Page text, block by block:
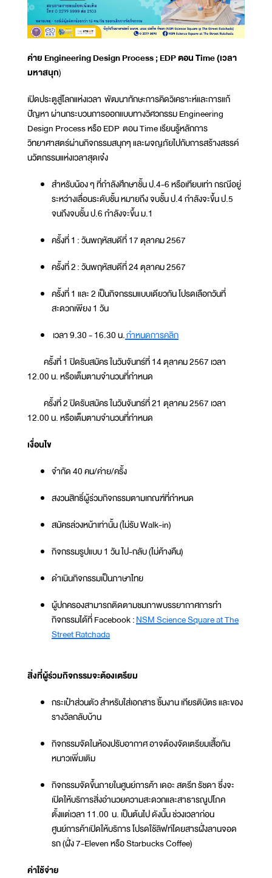
ค่าย Engineering Design Process ; EDP ตอน Time (เวลา
มหาสนุก)
เปิดประตูสู่โลกแห่งเวลา พัฒนาทักษะการคิดวิเคราะห์และการแก้
ปัญหา ผ่านกระบวนการออกแบบทางวิศวกรรม Engineering
Design Process หรือ EDP ตอน Time เรียนรู้หลักการ
วิทยาศาสตร์ผ่านกิจกรรมสนุกๆ และผจญภัยไปกับการสร้างสรรค์
นวัตกรรมแห่งเวลาสุดเจ๋ง
สำหรับน้อง ๆ ที่กำลังศึกษาชั้น ป.4-6 หรือเทียบเท่า กรณีอยู่
ระหว่างเลื่อนระดับชั้น หมายถึง จบชั้น ป.4 กำลังจะขึ้น ป.5
จนถึงจบชั้น ป.6 กำลังจะขึ้น ม.1
ครั้งที่ 1 : วันพฤหัสบดีที่ 17 ตุลาคม 2567
ครั้งที่ 2 : วันพฤหัสบดีที่ 24 ตุลาคม 2567
ครั้งที่ 1 และ 2 เป็นกิจกรรมแบบเดียวกัน โปรดเลือกวันที่
สะดวกเพียง 1 วัน
เวลา 9.30 - 16.30 น.กำหนดการคลิก
ครั้งที่ 1 ปิดรับสมัคร ในวันจันทร์ที่ 14 ตุลาคม 2567 เวลา
12.00 น. หรือเต็มตามจำนวนที่กำหนด
ครั้งที่ 2 ปิดรับสมัคร ในวันจันทร์ที่ 21 ตุลาคม 2567 เวลา
12.00 น. หรือเต็มตามจำนวนที่กำหนด
เงื่อนไข
จำกัด 40 คน/ค่าย/ครั้ง
สงวนสิทธิ์ผู้ร่วมกิจกรรมตามเกณฑ์ที่กำหนด
สมัครล่วงหน้าเท่านั้น (ไม่รับ Walk-in)
กิจกรรมรูปแบบ 1 วัน ไป-กลับ (ไม่ค้างคืน)
ดำเนินกิจกรรมเป็นภาษาไทย
ผู้ปกครองสามารถติดตามชมภาพบรรยากาศการทำ
กิจกรรมได้ที่ Facebook :NSM Science Square at The
Street Ratchada
สิ่งที่ผู้ร่วมกิจกรรมจะต้องเตรียม
กระเป๋าส่วนตัว สำหรับใส่เอกสาร ชิ้นงาน เกียรติบัตร และของ
รางวัลกลับบ้าน
กิจกรรมจัดในห้องปรับอากาศ อาจต้องจัดเตรียมเสื้อกัน
หนาวเพิ่มเติม
กิจกรรมจัดขึ้นภายในศูนย์การค้า เดอะ สตรีท รัชดา ซึ่งจะ
เปิดให้บริการสิ่งอำนวยความสะดวกและสาธารณูปโภค
ตั้งแต่เวลา 11.00 น. เป็นต้นไป ดังนั้น ช่วงเวลาก่อน
ศูนย์การค้าเปิดให้บริการ โปรดใช้ลิฟท์โดยสารฝั่งลานจอด
รถ (ฝั่ง 7-Eleven หรือ Starbucks Coffee)
ค่าใช้จ่าย